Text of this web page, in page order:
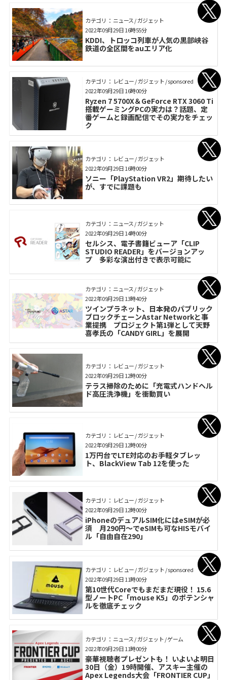
カテゴリ： ニュース / ガジェット
KDDI、トロッコ列車が人気の黒部峡谷
鉄道の全区間をauエリア化
2022年09月29日 16時55分
カテゴリ： レビュー / ガジェット / sponsored
Ryzen 7 5700X＆GeForce RTX 3060 Ti
搭載ゲーミングPCの実力は？話題、定
番ゲームと録画配信でその実力をチェッ
ク
2022年09月29日 16時00分
カテゴリ： レビュー / ガジェット
ソニー「PlayStation VR2」期待したい
が、すでに課題も
2022年09月29日 16時00分
カテゴリ： ニュース / ガジェット
セルシス、電子書籍ビューア「CLIP
STUDIO READER」をバージョンアッ
プ 多彩な演出付きで表示可能に
2022年09月29日 14時00分
カテゴリ： ニュース / ガジェット
ツインプラネット、日本発のパブリック
ブロックチェーンAstar Networkと事
業提携 プロジェクト第1弾として天野
喜孝氏の「CANDY GIRL」を展開
2022年09月29日 13時40分
カテゴリ： レビュー / ガジェット
テラス掃除のために「充電式ハンドヘル
ド高圧洗浄機」を衝動買い
2022年09月29日 12時00分
カテゴリ： レビュー / ガジェット
1万円台でLTE対応のお手軽タブレッ
ト、BlackView Tab 12を使った
2022年09月29日 12時00分
カテゴリ： レビュー / ガジェット
iPhoneのデュアルSIM化にはeSIMが必
須 月290円～でeSIMも可なHISモバイ
ル「自由自在290」
2022年09月29日 12時00分
カテゴリ： レビュー / ガジェット / sponsored
第10世代Coreでもまだまだ現役！ 15.6
型ノートPC「mouse K5」のポテンシャ
ルを徹底チェック
2022年09月29日 11時00分
カテゴリ： ニュース / ガジェット / ゲーム
豪華視聴者プレゼントも！ いよいよ明日
30日（金）19時開催、アスキー主催の
Apex Legends大会「FRONTIER CUP」
2022年09月29日 11時00分